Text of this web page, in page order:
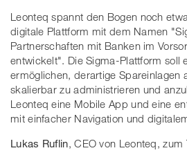
Leonteq spannt den Bogen noch
digitale Plattform mit dem Namen
Partnerschaften mit Banken im
entwickelt". Die Sigma-Plattform soll
ermöglichen, derartige Spareinlagen
skalierbar zu administrieren und
Leonteq eine Mobile App und eine
mit einfacher Navigation und
Lukas Ruflin, CEO von Leonteq, zum